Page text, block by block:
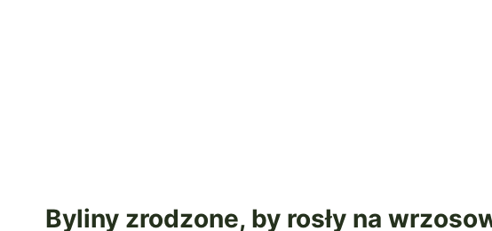
Byliny zrodzone, by rosły na